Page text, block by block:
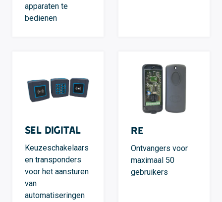
apparaten te
bedienen
SEL Digital
Keuzeschakelaars
en transponders
voor het aansturen
van
automatiseringen
RE
Ontvangers voor
maximaal 50
gebruikers